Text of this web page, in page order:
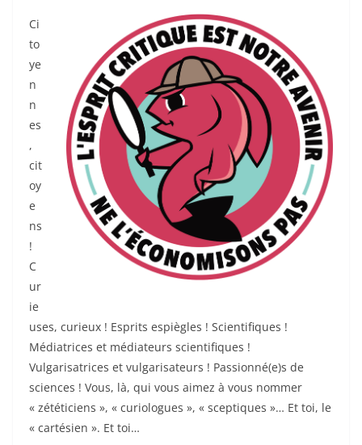
Ci
to
ye
n
n
es
,
cit
oy
e
ns
!
C
ur
ie
uses, curieux ! Esprits espiègles ! Scientifiques !
Médiatrices et médiateurs scientifiques !
Vulgarisatrices et vulgarisateurs ! Passionné(e)s de
sciences ! Vous, là, qui vous aimez à vous nommer
« zététiciens », « curiologues », « sceptiques »… Et toi, le
« cartésien ». Et toi…